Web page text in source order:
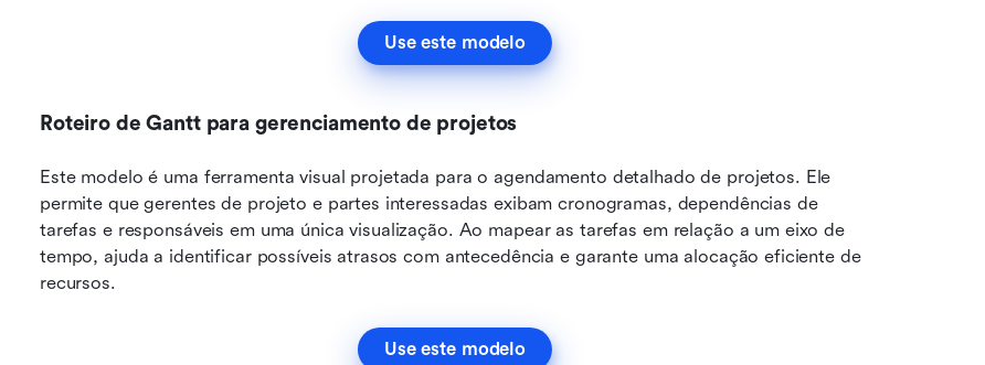
Use este modelo
Roteiro de Gantt para gerenciamento de projetos
Este modelo é uma ferramenta visual projetada para o agendamento detalhado de projetos. Ele
permite que gerentes de projeto e partes interessadas exibam cronogramas, dependências de
tarefas e responsáveis em uma única visualização. Ao mapear as tarefas em relação a um eixo de
tempo, ajuda a identificar possíveis atrasos com antecedência e garante uma alocação eficiente de
recursos.
Use este modelo